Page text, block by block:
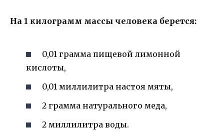
На 1 килограмм массы человека берется:
0,01 грамма пищевой лимонной
кислоты,
0,01 миллилитра настоя мяты,
2 грамма натурального меда,
2 миллилитра воды.